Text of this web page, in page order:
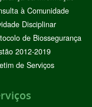
à Comunidade
Disciplinar
de Biossegurança
2012-2019
de Serviços